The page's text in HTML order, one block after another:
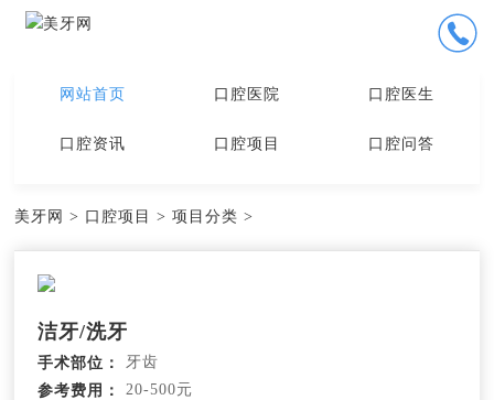
网站首页 口腔医院 口腔医生
口腔资讯 口腔项目 口腔问答
美牙网 > 口腔项目 >项目分类 >
洁牙/洗牙
手术部位：
牙齿
参考费用：
20-500元